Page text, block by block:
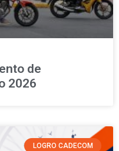
de
2026
LOGRO CADECOM